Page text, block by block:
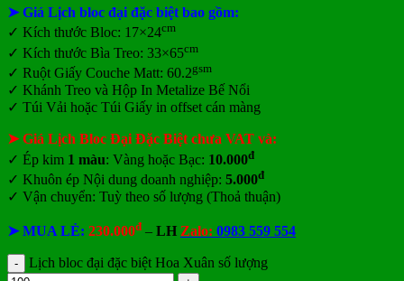
➤ Giá Lịch bloc đại đặc biệt bao gồm:
✓ Kích thước Bloc: 17×24cm
✓ Kích thước Bìa Treo: 33×65cm
✓ Ruột Giấy Couche Matt: 60.2gsm
✓ Khánh Treo và Hộp In Metalize Bế Nổi
✓ Túi Vải hoặc Túi Giấy in offset cán màng
➤ Giá Lịch Bloc Đại Đặc Biệt chưa VAT và:
✓ Ép kim 1 màu: Vàng hoặc Bạc: 10.000đ
✓ Khuôn ép Nội dung doanh nghiệp: 5.000đ
✓ Vận chuyển: Tuỳ theo số lượng (Thoả thuận)
➤ MUA LẺ: 230.000đ – LH Zalo: 0983 559 554
Lịch bloc đại đặc biệt Hoa Xuân số lượng